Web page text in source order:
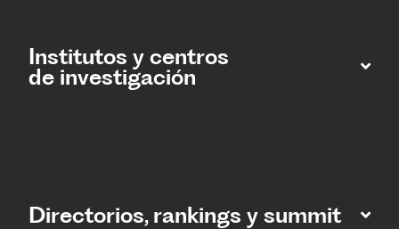
Institutos y centros
de investigación
Directorios, rankings y summit